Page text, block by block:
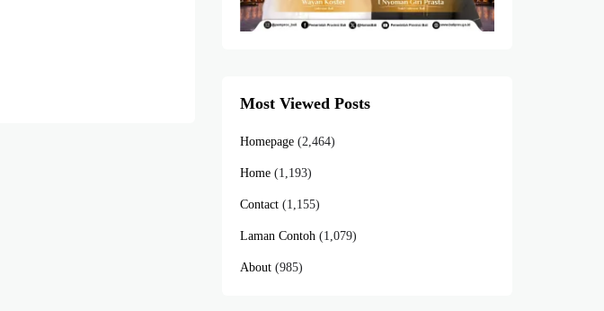
Most Viewed Posts
Homepage (2,464)
Home (1,193)
Contact (1,155)
Laman Contoh (1,079)
About (985)